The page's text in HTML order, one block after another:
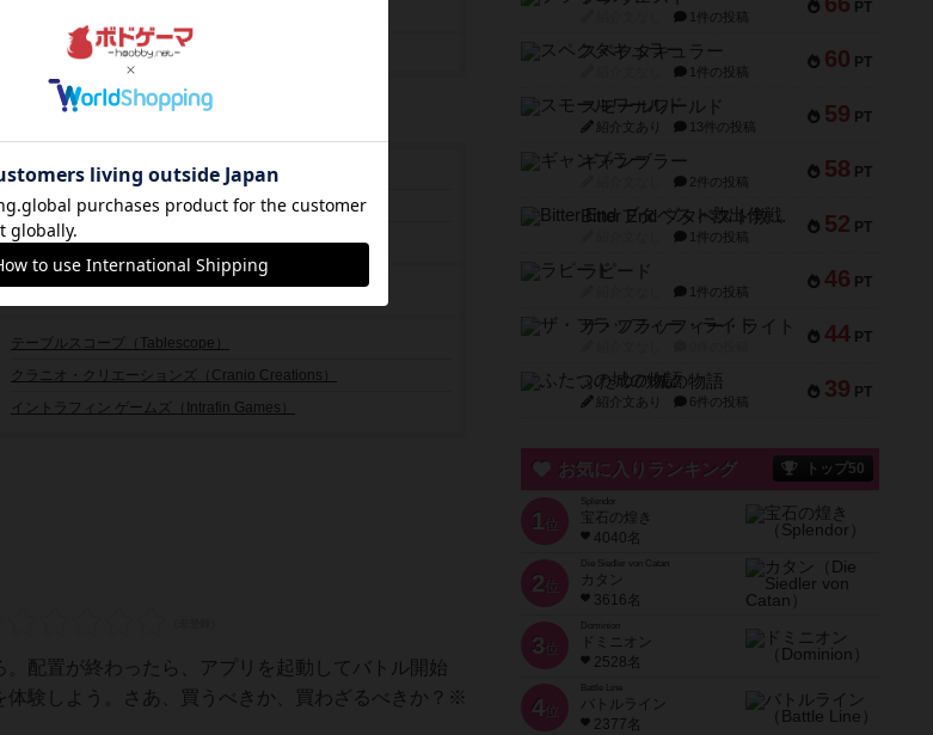
レオナルド・アレーゼ（Leonardo Alese）
ジェームス・アーネスト（James Ernest）
トム・ジョリー（Tom Jolly）
マルコ・サローニ（Marco Salogni）
テーブルスコープ（Tablescope）
クラニオ・クリエーションズ（Cranio Creations）
イントラフィン ゲームズ（Intrafin Games）
配置が終わったら、アプリを起動してバトル開始
験しよう。さあ、買うべきか、買わざるべきか？※
PT
1件の投稿
60 PT
スペクタキュラー
1件の投稿
59 PT
スモールワールド
紹介文あり 13件の投稿
58 PT
ギャンブラー
2件の投稿
52 PT
Bitter End ブタペスト救出作戦
1件の投稿
46 PT
ラピード
1件の投稿
44 PT
ザ・フラッフィー・ライト
39 PT
ふたつの城の物語
紹介文あり 6件の投稿
お気に入りランキング トップ50
1 位
宝石の煌き
4040名
2 位
Die Siedler von Catan
カタン
3616名
3 位
ドミニオン
2528名
4位
Battle Line
バトルライン
2377名